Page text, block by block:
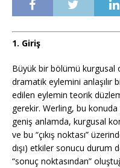
1. Giriş
Büyük bir bölümü kurgusal
dramatik eylemini anlaşılır
edilen eylemin teorik
gerekir. Werling, bu konuda
geniş anlamda, kurgusal
ve bu “çıkış noktası”
dışı) etkiler sonucu durum
“sonuç noktasından”